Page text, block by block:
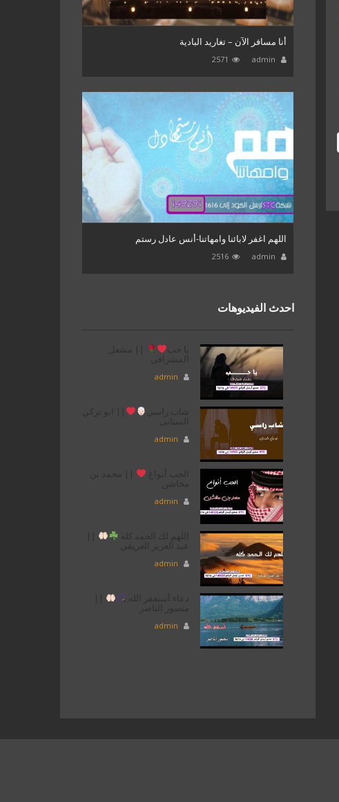
أنا مسافر الآن – تغاريد البادية
admin
2571
اللهم اغفر لابائنا وامهاتنا-أنس عادل رستم
admin
2516
احدث الفيديوهات
يا حب || مشعل
admin
شاب راسي
السنانى
admin
|| محمد بن
مخاشن
admin
اللهم لك الحمد كله
عبد العزيز العريقي
admin
دعاء أستغفر الله
منصور الناصر
admin